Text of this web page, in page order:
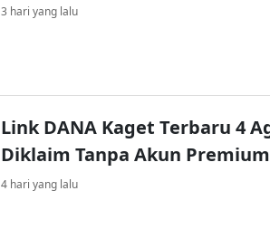
3 hari yang lalu
Link DANA Kaget Terbaru 4
Diklaim Tanpa Akun Premium
4 hari yang lalu